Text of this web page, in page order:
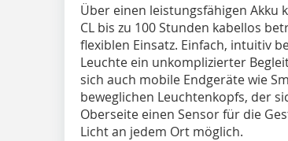
Über einen leistungsfähigen Akku
CL bis zu 100 Stunden kabellos
flexiblen Einsatz. Einfach, intuitiv
Leuchte ein unkomplizierter
sich auch mobile Endgeräte wie
beweglichen Leuchtenkopfs, der
Oberseite einen Sensor für die
Licht an jedem Ort möglich.